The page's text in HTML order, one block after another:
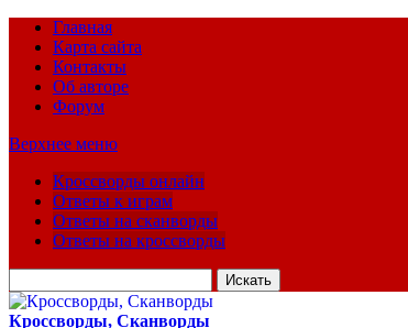
Главная
Карта сайта
Контакты
Об авторе
Форум
Верхнее меню
Кроссворды онлайн
Ответы к играм
Ответы на сканворды
Ответы на кроссворды
для:
Кроссворды, Сканворды